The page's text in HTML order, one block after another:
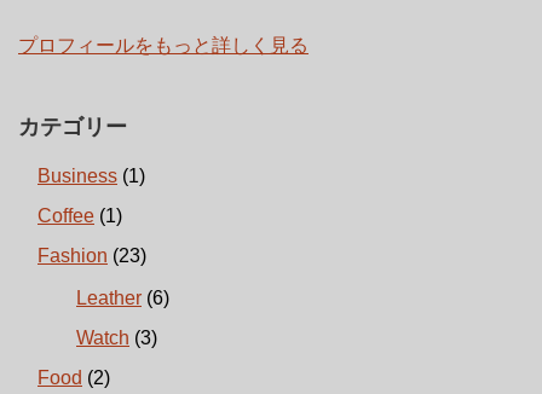
プロフィールをもっと詳しく見る
カテゴリー
Business (1)
Coffee (1)
Fashion (23)
Leather (6)
Watch (3)
Food (2)